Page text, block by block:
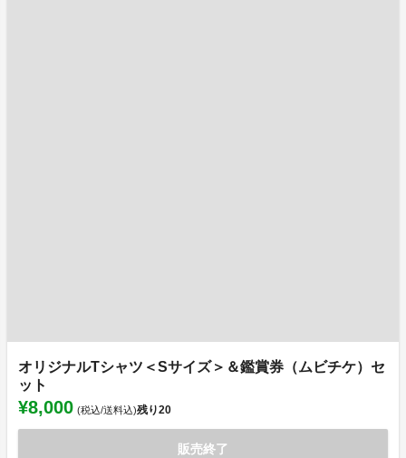
オリジナルTシャツ＜Sサイズ＞＆鑑賞券（ムビチケ）セ
ット
¥8,000 (税込/送料込)残り20
販売終了